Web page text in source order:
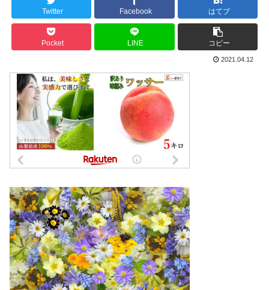
Twitter Facebook はてブ
Pocket LINE コピー
2021.04.12